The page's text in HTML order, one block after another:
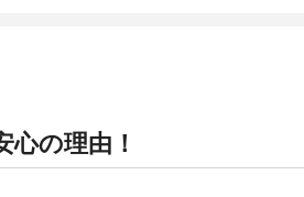
の理由！